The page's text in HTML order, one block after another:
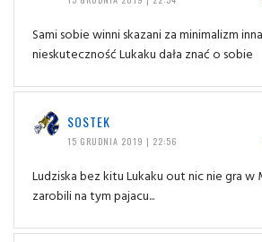
Sami sobie winni skazani za minimalizm
nieskuteczność Lukaku dała znać o sobie
SOSTEK
15 GRUDNIA 2019 | 22:56
Ludziska bez kitu Lukaku out nic nie gra w
zarobili na tym pajacu...